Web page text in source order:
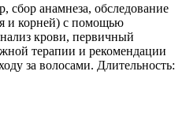
сбор анамнеза, обследование
и корней) с помощью
крови, первичный
терапии и рекомендации
за волосами. Длительность: